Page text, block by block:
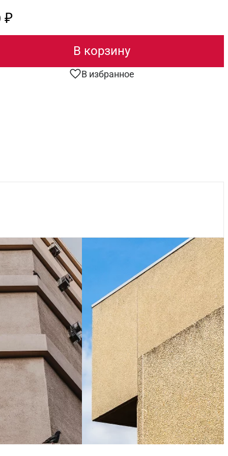
₽
В корзину
В избранное